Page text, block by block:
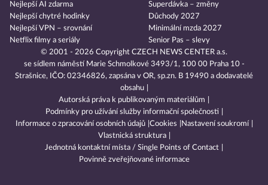
Nejlepší AI zdarma
Nejlepší chytré hodinky
Nejlepší VPN – srovnání
Netflix filmy a seriály
Superdávka – změny
Důchody 2027
Minimální mzda 2027
Senior Pas – slevy
© 2001 - 2026 Copyright CZECH NEWS CENTER a.s.
se sídlem náměstí Marie Schmolkové 3493/1, 100 00 Praha 10 -
Strašnice, IČO: 02346826, zapsána v OR, sp.zn. B 19490 a dodavatelé
obsahu
Autorská práva k publikovaným materiálům
Podmínky pro užívání služby informační společnosti
Informace o zpracování osobních údajů Cookies
Nastavení soukromí
Vlastnická struktura
Jednotná kontaktní místa / Single Points of Contact
Povinně zveřejňované informace